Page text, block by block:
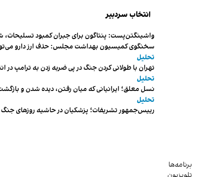
انتخاب سردبیر
واشینگتن‌پست: پنتاگون برای جبران کمبود
سخنگوی کمیسیون بهداشت مجلس: حذف ارز دارو می‌تواند ۱۴۰۶ را به «سال کشتار بیماران»
تحلیل
تهران با طولانی کردن جنگ در پی ضربه زدن به ترامپ در
تحلیل
نسل معلق؛ ایرانیانی که میان رفتن، دیده شدن و
تحلیل
رییس‌جمهور تشریفات؛ پزشکیان در حاشیه روزهای جنگ
برنامه‌ها